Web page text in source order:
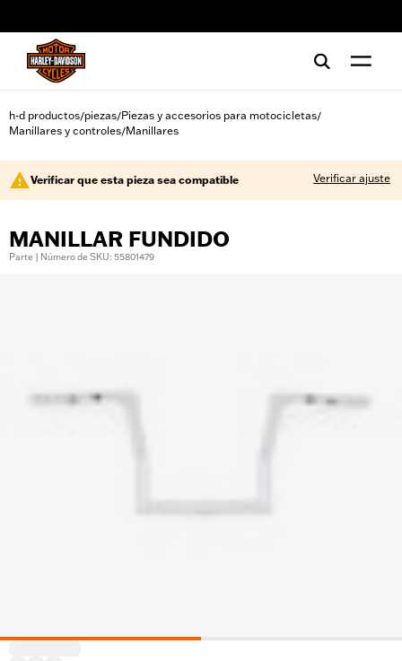
h-d productos/piezas/Piezas y accesorios para motocicletas/
Manillares y controles/Manillares
Verificar que esta pieza sea compatible Verificar ajuste
MANILLAR FUNDIDO
Parte | Número de SKU: 55801479